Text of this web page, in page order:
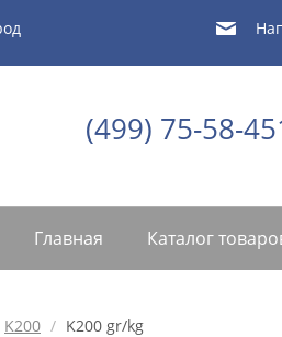
(499) 75-58-
Главная Каталог
K200 / K200 gr/kg